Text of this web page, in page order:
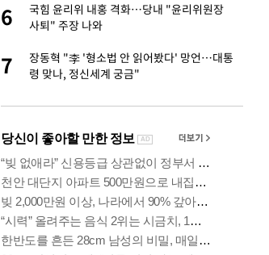
6
국힘 윤리위 내홍 격화…당내 "윤리위원장
사퇴" 주장 나와
7
장동혁 "李 '형소법 안 읽어봤다' 망언…대통
령 맞나, 정신세계 궁금"